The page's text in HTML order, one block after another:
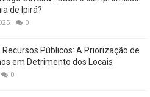
de Ipirá?
0
Recursos Públicos: A Priorização de
em Detrimento dos Locais
0